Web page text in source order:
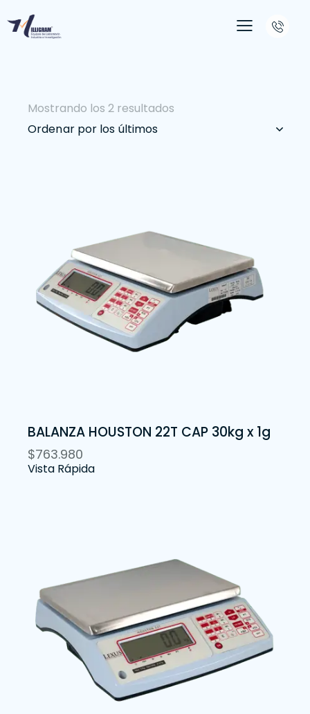
Mostrando los 2 resultados
BALANZA HOUSTON 22T CAP 30kg x 1g
$763.980
Vista Rápida